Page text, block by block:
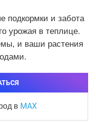
подкормки и забота
урожая в теплице.
и ваши растения
в MAX